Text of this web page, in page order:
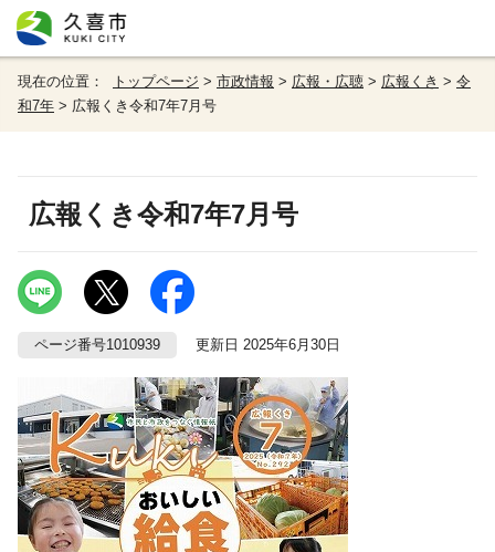
現在の位置： トップページ > 市政情報 > 広報・広聴 > 広報くき > 令
和7年 > 広報くき令和7年7月号
広報くき令和7年7月号
ページ番号1010939 更新日 2025年6月30日